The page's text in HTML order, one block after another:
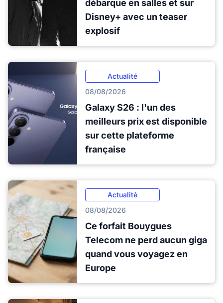
débarque en salles et sur
Disney+ avec un teaser
explosif
Actualité
08/08/2026
Galaxy S26 : l'un des
meilleurs prix est disponible
sur cette plateforme
française
Actualité
08/08/2026
Ce forfait Bouygues
Telecom ne perd aucun giga
quand vous voyagez en
Europe